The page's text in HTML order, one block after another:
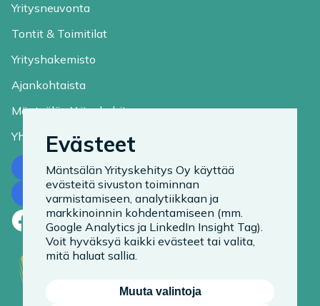
Yritysneuvonta
Tontit & Toimitilat
Yrityshakemisto
Ajankohtaista
Mäntsälän Yrityskehitys
Yhteystiedot
Ota yhteyttä
Tilaa uutiskirje
Facebook
LinkedIn
Instagram
Evästeet
Mäntsälän Yrityskehitys Oy käyttää
evästeitä sivuston toiminnan
varmistamiseen, analytiikkaan ja
markkinoinnin kohdentamiseen (mm.
Google Analytics ja LinkedIn Insight Tag).
Voit hyväksyä kaikki evästeet tai valita,
mitä haluat sallia.
Muuta valintoja